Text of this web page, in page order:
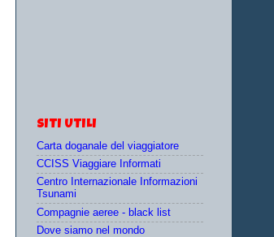
SITI UTILI
Carta doganale del viaggiatore
CCISS Viaggiare Informati
Centro Internazionale Informazioni
Tsunami
Compagnie aeree - black list
Dove siamo nel mondo